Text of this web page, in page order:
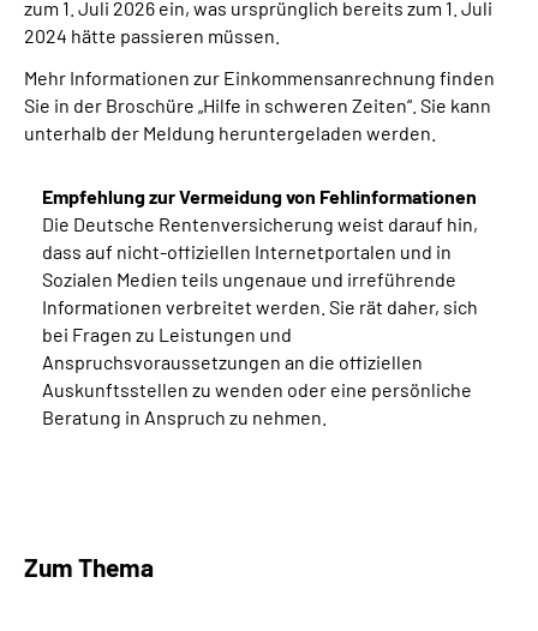
zum 1. Juli 2026 ein, was ursprünglich bereits zum 1. Juli
2024 hätte passieren müssen.
Mehr Informationen zur Einkommensanrechnung finden
Sie in der Broschüre „Hilfe in schweren Zeiten“. Sie kann
unterhalb der Meldung heruntergeladen werden.
Empfehlung zur Vermeidung von Fehlinformationen
Die Deutsche Rentenversicherung weist darauf hin,
dass auf nicht-offiziellen Internetportalen und in
Sozialen Medien teils ungenaue und irreführende
Informationen verbreitet werden. Sie rät daher, sich
bei Fragen zu Leistungen und
Anspruchsvoraussetzungen an die offiziellen
Auskunftsstellen zu wenden oder eine persönliche
Beratung in Anspruch zu nehmen.
Zum Thema